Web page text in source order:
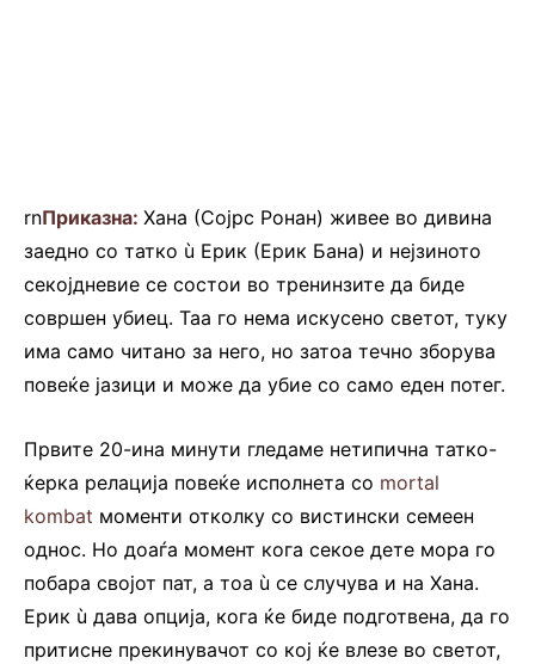
rnПриказна: Хана (Сојрс Ронан) живее во дивина
заедно со татко ù Ерик (Ерик Бана) и нејзиното
секојдневие се состои во тренинзите да биде
совршен убиец. Таа го нема искусено светот, туку
има само читано за него, но затоа течно зборува
повеќе јазици и може да убие со само еден потег.
Првите 20-ина минути гледаме нетипична татко-
ќерка релација повеќе исполнета со mortal
kombat моменти отколку со вистински семеен
однос. Но доаѓа момент кога секое дете мора го
побара својот пат, а тоа ù се случува и на Хана.
Ерик ù дава опција, кога ќе биде подготвена, да го
притисне прекинувачот со кој ќе влезе во светот,